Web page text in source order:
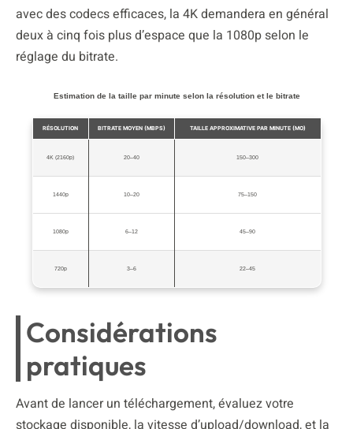
avec des codecs efficaces, la 4K demandera en général
deux à cinq fois plus d’espace que la 1080p selon le
réglage du bitrate.
Estimation de la taille par minute selon la résolution et le bitrate
RÉSOLUTION BITRATE MOYEN (MBPS) TAILLE APPROXIMATIVE PAR MINUTE (MO)
4K (2160p) 20–40 150–300
1440p 10–20 75–150
1080p 6–12 45–90
720p 3–6 22–45
Considérations
pratiques
Avant de lancer un téléchargement, évaluez votre
stockage disponible, la vitesse d’upload/download, et la